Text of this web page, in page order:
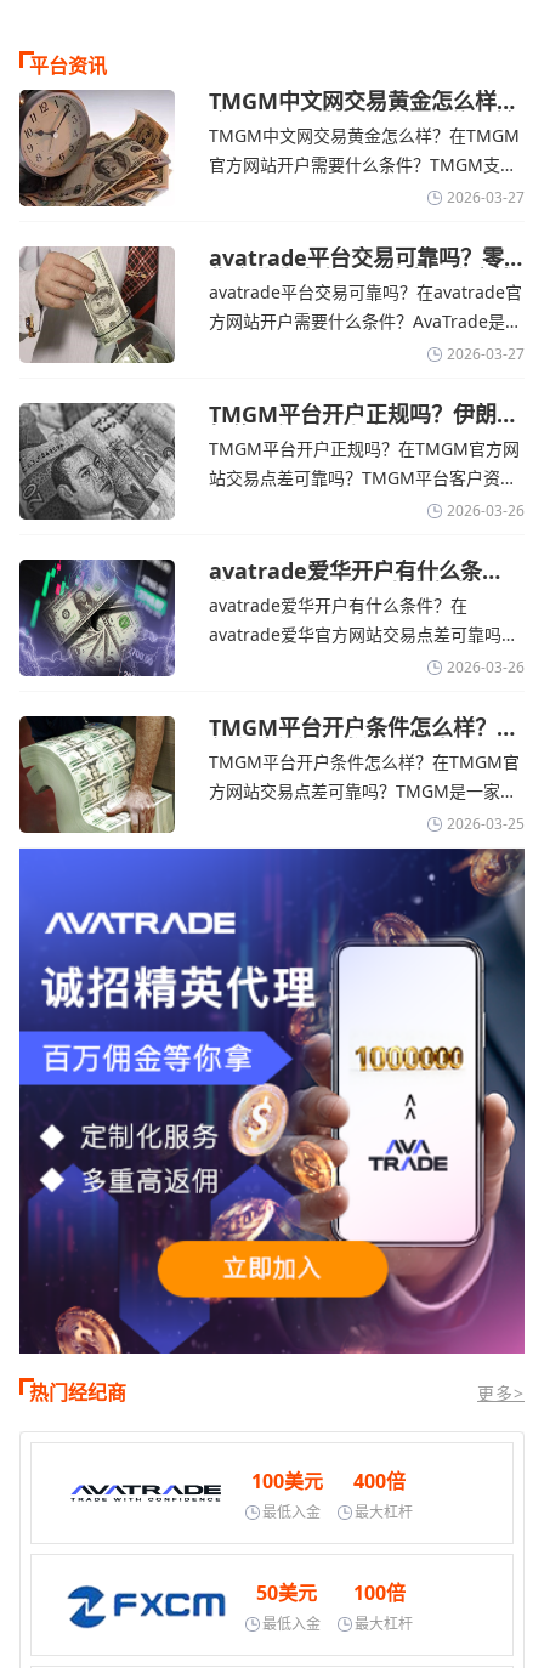
平台资讯
TMGM中文网交易黄金怎么样？
金价下跌，市场评估伊朗停火前
景-TMGM官网
TMGM中文网交易黄金怎么样？在TMGM
官方网站开户需要什么条件？‌‌‌TMGM支持
全球主流的MT4/MT5平台，同时提供功能
险管理工具。通过TMGM官网交易资讯了
解，金价周四回落，受​美元走强和油价上
涨，使通胀担忧保持不变‌对加息的持续预
2026-03-27
avatrade平台交易可靠吗？零
售企业称中东地区冲突正推高成
本avatrade官网
avatrade平台交易可靠吗？在avatrade官
方网站开户需要什么条件？‌‌‌AvaTrade是一
个在交易优势和可靠性两方面都非常均衡
在学习和探索中成长的新手交易者。通过
avatrade官网交易资讯了解，零售企业警
告称，中东地区的冲突正在推高成本，如
2026-03-27
TMGM平台开户正规吗？伊朗仍
拒绝与美国直接谈判-TMGM官
网
TMGM平台开户正规吗？在TMGM官方网
站交易点差可靠吗？‌‌‌TMGM平台客户资金
存放在澳大利亚国民银行等顶级银行的独
TMGM官网交易资讯了解，伊朗外交部长
表示，尽管德黑兰高级官员正在审查美国
结束战争的提议
2026-03-26
avatrade爱华开户有什么条
件？亚洲市场交易喜忧参半-
avatrade爱华官网
avatrade爱华开户有什么条件？在
avatrade爱华官方网站交易点差可靠吗？‌‌‌
avatrade爱华平台的新手可以用很小的成
标准的MT4、MT5，以及自研的
AvaTradeGO和AvaOptions。通过
avatrade爱华官网交易资讯了解，据伊朗
2026-03-26
TMGM平台开户条件怎么样？美
伊和谈传闻引发油价暴跌-
TMGM官网
TMGM平台开户条件怎么样？在TMGM官
方网站交易点差可靠吗？‌‌‌TMGM是一家交
易成本极低、产品极其丰富、ASIC监管
+千万保险加持的全球知名经纪商，特别适
合活跃交易者和股票CFD投资者。通过
TMGM官网交易资讯了解，周三亚洲交易
时段,油价暴跌逾6%,布伦特原油跌破每桶
100美元
2026-03-25
热门经纪商 更多>
100美元
最低入金
400倍
最大杠杆
50美元
最低入金
100倍
最大杠杆